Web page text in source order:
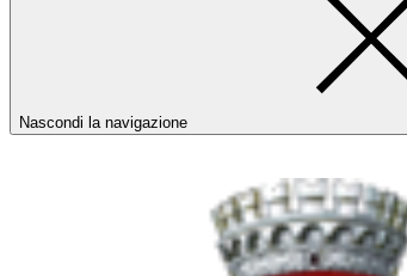
Nascondi la navigazione